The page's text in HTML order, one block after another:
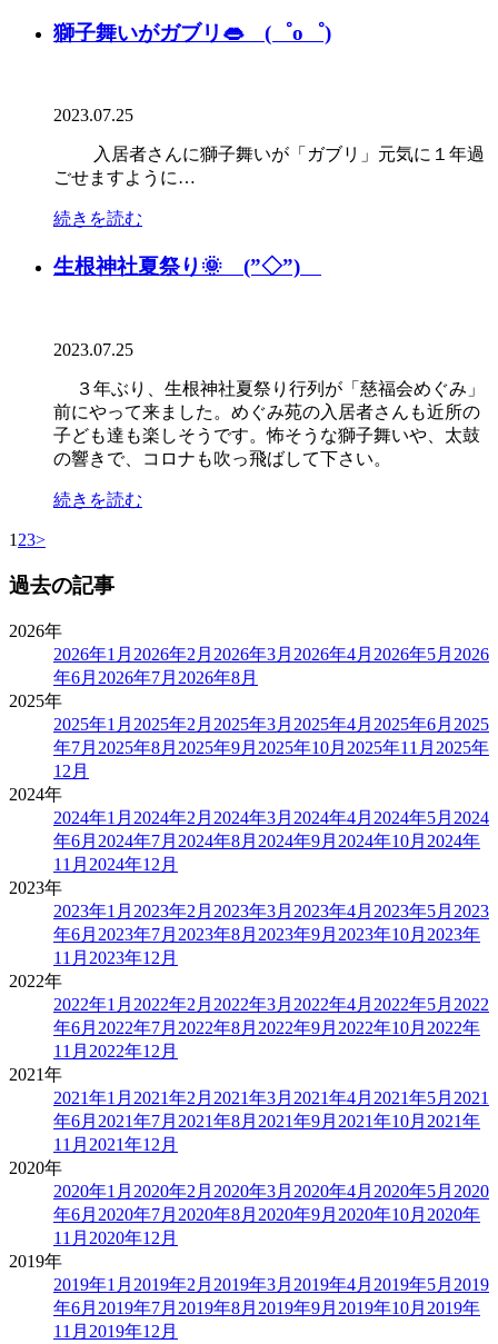
獅子舞いがガブリ👄 (゜o゜)
2023.07.25
入居者さんに獅子舞いが「ガブリ」元気に１年過
ごせますように…
続きを読む
生根神社夏祭り🌞 (”◇”)ゞ
2023.07.25
３年ぶり、生根神社夏祭り行列が「慈福会めぐみ」
前にやって来ました。めぐみ苑の入居者さんも近所の
子ども達も楽しそうです。怖そうな獅子舞いや、太鼓
の響きで、コロナも吹っ飛ばして下さい。
続きを読む
1 23>
過去の記事
2026年
2026年1月 2026年2月 2026年3月 2026年4月 2026年5月 2026
年6月 2026年7月 2026年8月
2025年
2025年1月 2025年2月 2025年3月 2025年4月 2025年6月 2025
年7月 2025年8月 2025年9月 2025年10月 2025年11月 2025年
12月
2024年
2024年1月 2024年2月 2024年3月 2024年4月 2024年5月 2024
年6月 2024年7月 2024年8月 2024年9月 2024年10月 2024年
11月 2024年12月
2023年
2023年1月 2023年2月 2023年3月 2023年4月 2023年5月 2023
年6月 2023年7月 2023年8月 2023年9月 2023年10月 2023年
11月 2023年12月
2022年
2022年1月 2022年2月 2022年3月 2022年4月 2022年5月 2022
年6月 2022年7月 2022年8月 2022年9月 2022年10月 2022年
11月 2022年12月
2021年
2021年1月 2021年2月 2021年3月 2021年4月 2021年5月 2021
年6月 2021年7月 2021年8月 2021年9月 2021年10月 2021年
11月 2021年12月
2020年
2020年1月 2020年2月 2020年3月 2020年4月 2020年5月 2020
年6月 2020年7月 2020年8月 2020年9月 2020年10月 2020年
11月 2020年12月
2019年
2019年1月 2019年2月 2019年3月 2019年4月 2019年5月 2019
年6月 2019年7月 2019年8月 2019年9月 2019年10月 2019年
11月 2019年12月